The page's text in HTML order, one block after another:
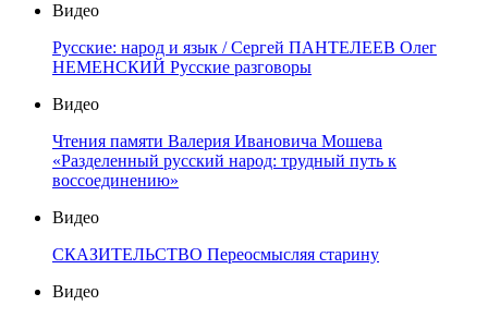
Видео
Русские: народ и язык / Сергей ПАНТЕЛЕЕВ Олег
НЕМЕНСКИЙ Русские разговоры
Видео
Чтения памяти Валерия Ивановича Мошева
«Разделенный русский народ: трудный путь к
воссоединению»
Видео
СКАЗИТЕЛЬСТВО Переосмысляя старину
Видео